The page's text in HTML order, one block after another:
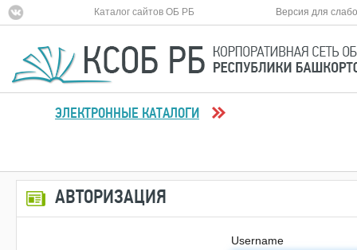
Каталог сайтов ОБ РБ Версия для
ЭЛЕКТРОННЫЕ КАТАЛОГИ
АВТОРИЗАЦИЯ
Username